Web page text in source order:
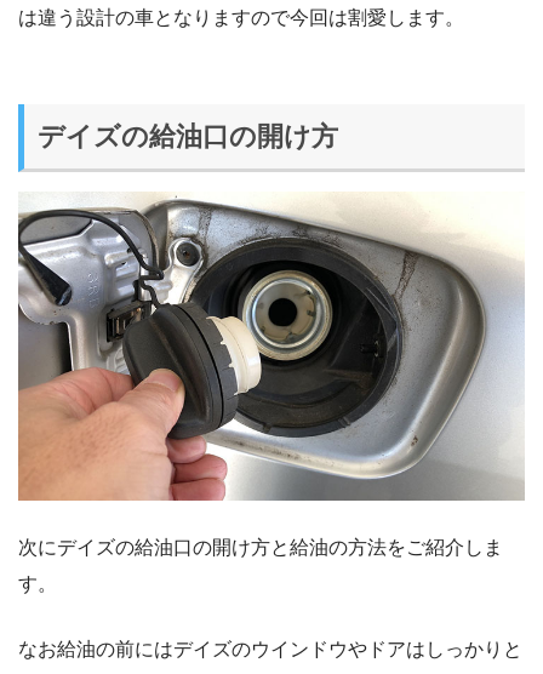
は違う設計の車となりますので今回は割愛します。
デイズの給油口の開け方
次にデイズの給油口の開け方と給油の方法をご紹介しま
す。
なお給油の前にはデイズのウインドウやドアはしっかりと